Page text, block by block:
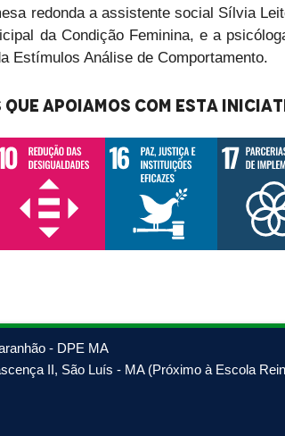
redonda a assistente social Sílvia
da Condição Feminina, e a
Estímulos Análise de Comportamento.
apoiamos com esta
- DPE MA
II, São Luís - MA (Próximo à Escola